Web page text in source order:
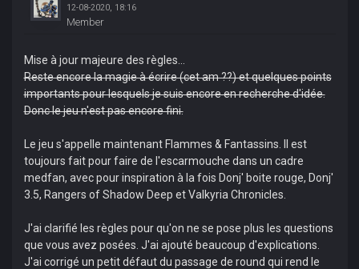
12-08-2020, 18:16
Member
Mise à jour majeure des règles...
Reste encore la magie à écrire (cet am ??) et quelques points
importants pour lesquels je suis encore en recherche d'idée.
Donc le jeu n'est pas encore fini.
Le jeu s'appelle maintenant Flammes & Fantassins. Il est
toujours fait pour faire de l'escarmouche dans un cadre
medfan, avec pour inspiration à la fois Donj' boite rouge, Donj'
3.5, Rangers of Shadow Deep et Valkyria Chronicles.
J'ai clarifié les règles pour qu'on ne se pose plus les questions
que vous avez posées. J'ai ajouté beaucoup d'explications.
J'ai corrigé un petit défaut du passage de round qui rend le